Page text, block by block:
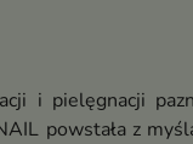
i pielęgnacji
powstała z